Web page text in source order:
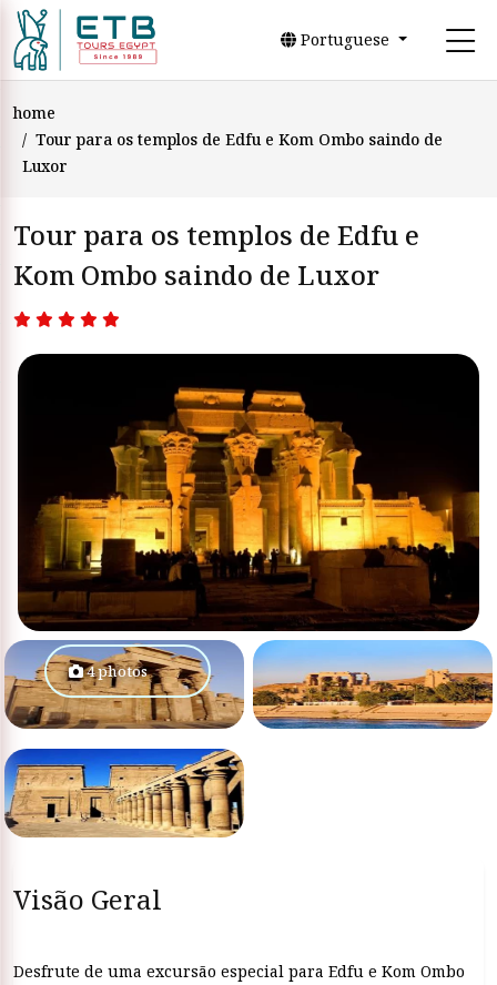
Portuguese
home
Tour para os templos de Edfu e Kom Ombo saindo de
Luxor
Tour para os templos de Edfu e
Kom Ombo saindo de Luxor
4 photos
Visão Geral
Desfrute de uma excursão especial para Edfu e Kom Ombo